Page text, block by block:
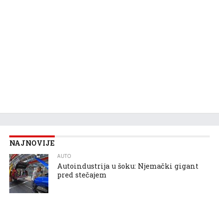
NAJNOVIJE
AUTO
Autoindustrija u šoku: Njemački gigant
pred stečajem